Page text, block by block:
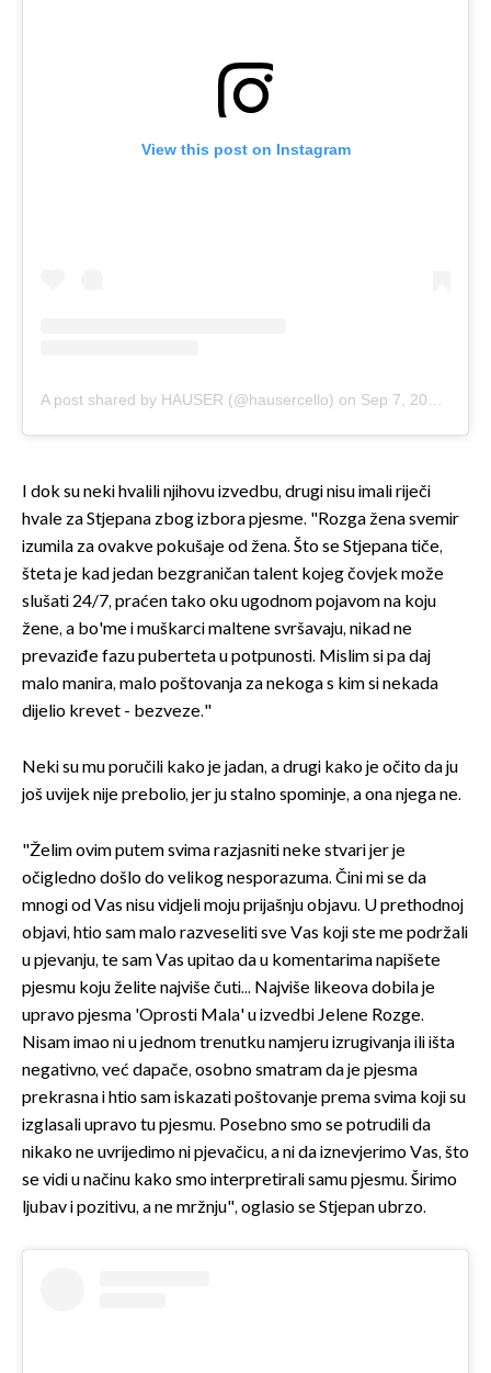
View this post on Instagram
A post shared by HAUSER (@hausercello) on Sep 7, 2018 at 6:19am PDT
I dok su neki hvalili njihovu izvedbu, drugi nisu imali riječi
hvale za Stjepana zbog izbora pjesme. "Rozga žena svemir
izumila za ovakve pokušaje od žena. Što se Stjepana tiče,
šteta je kad jedan bezgraničan talent kojeg čovjek može
slušati 24/7, praćen tako oku ugodnom pojavom na koju
žene, a bo'me i muškarci maltene svršavaju, nikad ne
prevaziđe fazu puberteta u potpunosti. Mislim si pa daj
malo manira, malo poštovanja za nekoga s kim si nekada
dijelio krevet - bezveze."
Neki su mu poručili kako je jadan, a drugi kako je očito da ju
još uvijek nije prebolio, jer ju stalno spominje, a ona njega ne.
"Želim ovim putem svima razjasniti neke stvari jer je
očigledno došlo do velikog nesporazuma. Čini mi se da
mnogi od Vas nisu vidjeli moju prijašnju objavu. U prethodnoj
objavi, htio sam malo razveseliti sve Vas koji ste me podržali
u pjevanju, te sam Vas upitao da u komentarima napišete
pjesmu koju želite najviše čuti... Najviše likeova dobila je
upravo pjesma 'Oprosti Mala' u izvedbi Jelene Rozge.
Nisam imao ni u jednom trenutku namjeru izrugivanja ili išta
negativno, već dapače, osobno smatram da je pjesma
prekrasna i htio sam iskazati poštovanje prema svima koji su
izglasali upravo tu pjesmu. Posebno smo se potrudili da
nikako ne uvrijedimo ni pjevačicu, a ni da iznevjerimo Vas, što
se vidi u načinu kako smo interpretirali samu pjesmu. Širimo
ljubav i pozitivu, a ne mržnju", oglasio se Stjepan ubrzo.